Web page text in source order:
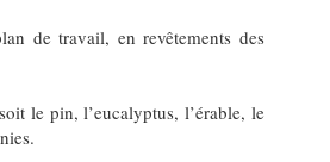
de travail, en revêtements des
le pin, l’eucalyptus, l’érable, le